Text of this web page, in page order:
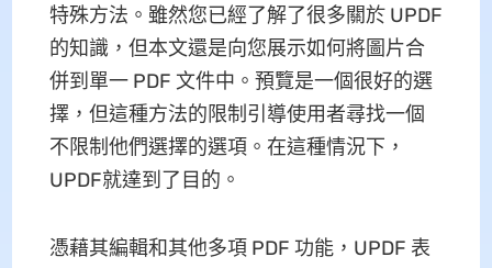
特殊方法。雖然您已經了解了很多關於 UPDF
的知識，但本文還是向您展示如何將圖片合
併到單一 PDF 文件中。預覽是一個很好的選
擇，但這種方法的限制引導使用者尋找一個
不限制他們選擇的選項。在這種情況下，
UPDF就達到了目的。
憑藉其編輯和其他多項 PDF 功能，UPDF 表